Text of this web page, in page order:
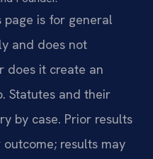
page is for general
and does not
does it create an
Statutes and their
by case. Prior results
results may